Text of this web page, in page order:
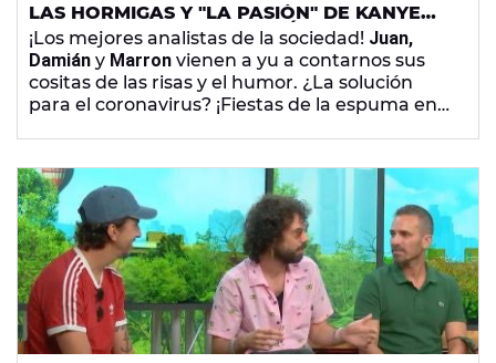
LAS HORMIGAS Y "LA PASIÓN" DE KANYE
WEST POR LOS REYES CATÓLICOS
¡Los mejores analistas de la sociedad! Juan,
Damián y Marron vienen a yu a contarnos sus
cositas de las risas y el humor. ¿La solución
para el coronavirus? ¡Fiestas de la espuma en